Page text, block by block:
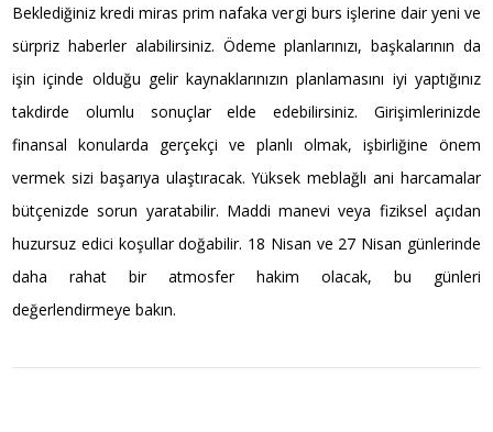
Beklediğiniz kredi miras prim nafaka vergi burs işlerine dair yeni ve
sürpriz haberler alabilirsiniz. Ödeme planlarınızı, başkalarının da
işin içinde olduğu gelir kaynaklarınızın planlamasını iyi yaptığınız
takdirde olumlu sonuçlar elde edebilirsiniz. Girişimlerinizde
finansal konularda gerçekçi ve planlı olmak, işbirliğine önem
vermek sizi başarıya ulaştıracak. Yüksek meblağlı ani harcamalar
bütçenizde sorun yaratabilir. Maddi manevi veya fiziksel açıdan
huzursuz edici koşullar doğabilir. 18 Nisan ve 27 Nisan günlerinde
daha rahat bir atmosfer hakim olacak, bu günleri
değerlendirmeye bakın.